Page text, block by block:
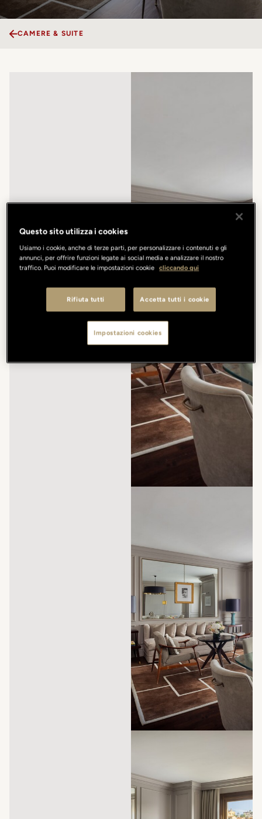
CAMERE & SUITE
Questo sito utilizza i cookies
Usiamo i cookie, anche di terze parti, per personalizzare i contenuti e gli
annunci, per offrire funzioni legate ai social media e analizzare il nostro
traffico. Puoi modificare le impostazioni cookie cliccando qui
Rifiuta tutti Accetta tutti i cookie
Impostazioni cookies